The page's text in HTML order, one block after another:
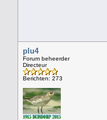
plu4
Forum beheerder
Directeur
Berichten: 273